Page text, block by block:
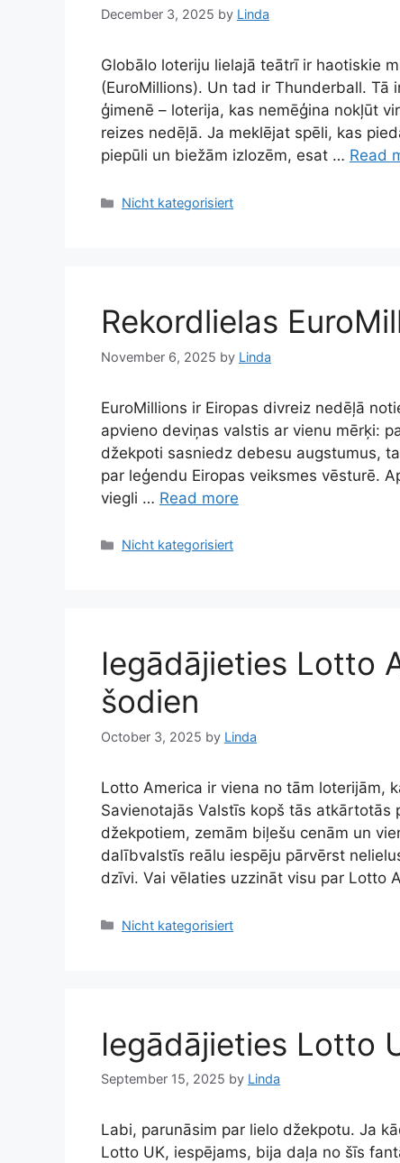
December 3, 2025 by Linda
Globālo loteriju lielajā teātrī ir haotiskie
(EuroMillions). Un tad ir Thunderball. Tā
ģimenē – loterija, kas nemēģina nokļūt
reizes nedēļā. Ja meklējat spēli, kas
piepūli un biežām izlozēm, esat … Read
Categories
Nicht kategorisiert
Rekordlielas
November 6, 2025 by Linda
EuroMillions ir Eiropas divreiz nedēļā
apvieno deviņas valstis ar vienu mērķi:
džekpoti sasniedz debesu augstumus,
par leģendu Eiropas veiksmes vēsturē.
viegli … Read more
Categories
Nicht kategorisiert
Iegādājieties Lotto
šodien
October 3, 2025 by Linda
Lotto America ir viena no tām loterijām,
Savienotajās Valstīs kopš tās atkārtotās
džekpotiem, zemām biļešu cenām un
dalībvalstīs reālu iespēju pārvērst
dzīvi. Vai vēlaties uzzināt visu par Lotto
Categories
Nicht kategorisiert
Iegādājieties Lotto
September 15, 2025 by Linda
Labi, parunāsim par lielo džekpotu. Ja
Lotto UK, iespējams, bija daļa no šīs